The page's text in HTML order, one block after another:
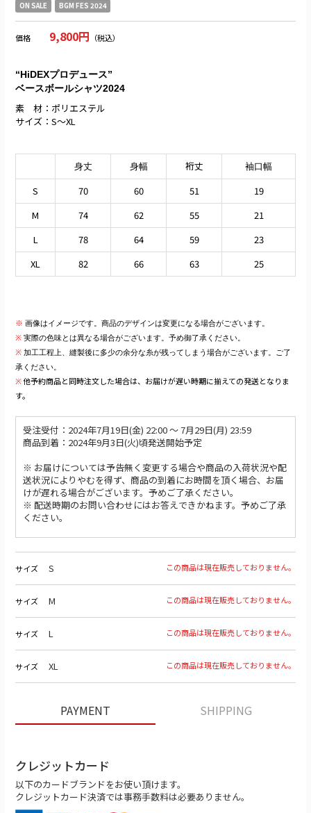
ON SALE BGM FES 2024
価格 9,800円 （税込）
“HiDEXプロデュース”
ベースボールシャツ2024
素 材：ポリエステル
サイズ：S〜XL
身丈 身幅 裄丈 袖口幅
S 70 60 51
19
M
74 62 55
21
L
78 64 59
23
XL
82 66 63 25
※ 画像はイメージです。商品のデザインは変更になる場合がございます。
※ 実際の色味とは異なる場合がございます。予め御了承ください。
※ 加工工程上、縫製後に多少の余分な糸が残ってしまう場合がございます。ご了
承ください。
※他予約商品と同時注文した場合は、お届けが遅い時期に揃えての発送となりま
す。
受注受付：2024年7月19日(金) 22:00 〜 7月29日(月) 23:59
商品到着：2024年9月3日(火)頃発送開始予定
※ お届けについては予告無く変更する場合や商品の入荷状況や配
送状況によりやむを得ず、商品の到着にお時間を頂く場合、お届
けが遅れる場合がございます。予めご了承ください。
※ 配送時期のお問い合わせにはお答えできかねます。予めご了承
ください。
サイズ S この商品は現在販売しておりません。
サイズ M この商品は現在販売しておりません。
サイズ L この商品は現在販売しておりません。
サイズ XL この商品は現在販売しておりません。
PAYMENT SHIPPING
クレジットカード
以下のカードブランドをお使い頂けます。
クレジットカード決済では事務手数料は必要ありません。